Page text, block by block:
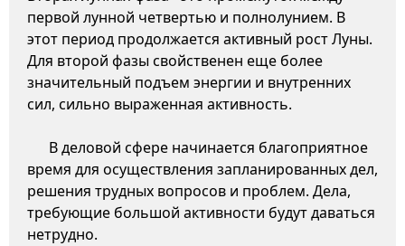
первой лунной четвертью и полнолунием. В
этот период продолжается активный рост Луны.
Для второй фазы свойственен еще более
значительный подъем энергии и внутренних
сил, сильно выраженная активность.
В деловой сфере начинается благоприятное
время для осуществления запланированных дел,
решения трудных вопросов и проблем. Дела,
требующие большой активности будут даваться
нетрудно.